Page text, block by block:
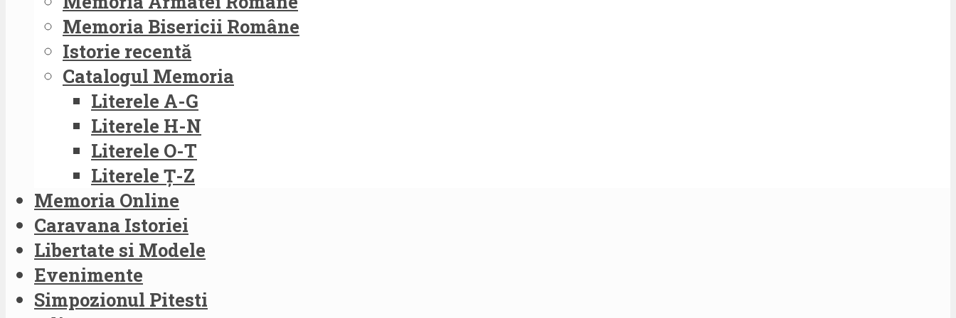
Memoria Bisericii Române
Istorie recentă
Catalogul Memoria
Literele A-G
Literele H-N
Literele O-T
Literele Ț-Z
Memoria Online
Caravana Istoriei
Libertate si Modele
Evenimente
Simpozionul Pitesti